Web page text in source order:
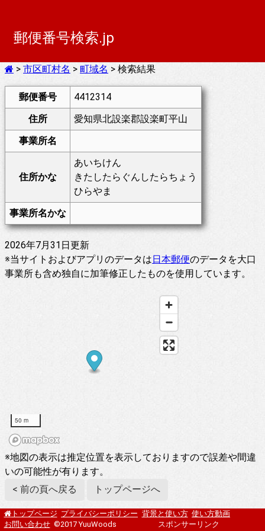
郵便番号検索.jp
> 市区町村名 > 町域名 > 検索結果
郵便番号
4412314
住所
愛知県北設楽郡設楽町平山
事業所名
住所かな
あいちけん
きたしたらぐんしたらちょう
ひらやま
事業所名かな
2026年7月31日更新
※当サイトおよびアプリのデータは日本郵便のデータを大口
事業所も含め独自に加筆修正したものを使用しています。
50 m
※地図の表示は推定位置を表示しておりますので誤差や間違
いの可能性が有ります。
< 前の頁へ戻る
トップページへ
トップページ プライバシーポリシー 背景と使い方 使い方動画
お問い合わせ ©2017 YuuWoods スポンサーリンク